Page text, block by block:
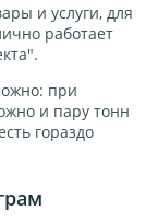
и услуги, для
работает
при
и пару тонн
гораздо